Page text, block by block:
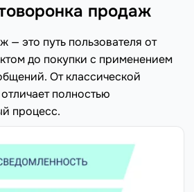
продаж
— это путь пользователя от
до покупки с применением
От классической
полностью
процесс.